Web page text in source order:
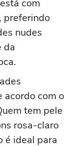
está com
preferindo
nudes
da
acordo com o
tem pele
rosa-claro
é ideal para